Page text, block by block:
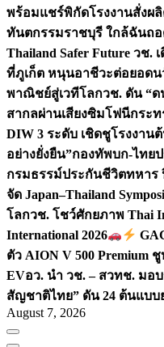
พร้อมแชร์พิกัดโรงงานสั่งผ
ทันตกรรมราชบุรี ใกล้ฉันถอ
Thailand Safer Future วช.
ที่ภูเก็ต หนุนอาชีวะต่อยอด
พาณิชย์สู่เวทีโลกวช. ดัน “ด
สากลผ่านเสียงซิมโฟนีกระท
DIW 3 ระดับ เชิดชูโรงงา
อย่างยั่งยืน”กองทัพบก-ไทย
กรมธรรม์ประกันชีวิตทหาร
จัด Japan–Thailand
โลกวช. โชว์ศักยภาพ Thai
International 2026
ตัว AION V 500 Premium
EVอว. นำ วช. – สวทช. มอ
สัญชาติไทย” ดัน 24 ต้นแบบ
August 7, 2026